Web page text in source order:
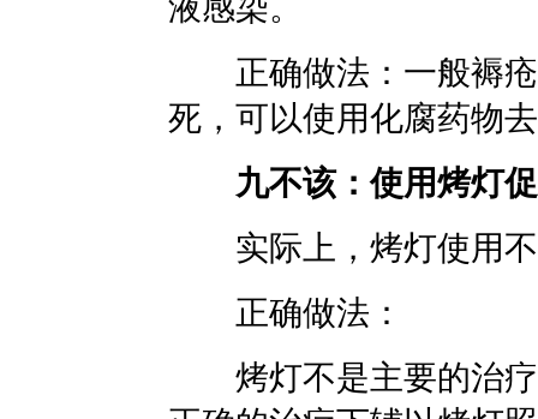
液感染。
正确做法：一般褥疮
死，可以使用化腐药物
九不该：使用烤灯
实际上，烤灯使用不
正确做法：
烤灯不是主要的治疗